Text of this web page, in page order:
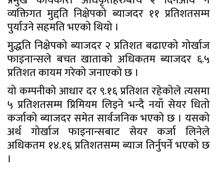
व्यक्तिगत मुद्दति निक्षेपको ब्याजदर ११ प्रतिशतसम्म
पुर्याउने सहमति भएको थियो ।
मुद्धति निक्षेपको ब्याजदर २ प्रतिशत बढाएको गोर्खाज
फाइनान्सले बचत खाताको अधिकतम ब्याजदर ६.५
प्रतिशत कायम गरेको जनाएको छ ।
यो कम्पनीको आधार दर ९.१६ प्रतिशत रहेकोले त्यसमा
५ प्रतिशतसम्म प्रिमियम लिइने भन्दै नयाँ सेयर धितो
कर्जाको ब्याजदर समेत सार्वजनिक भएको छ । यसको
अर्थ गोर्खाज फाइनान्सबाट सेयर कर्जा लिनेले
अधिकतम १४.१६ प्रतिशतसम्म ब्याज तिर्नुपर्ने भएको छ
।